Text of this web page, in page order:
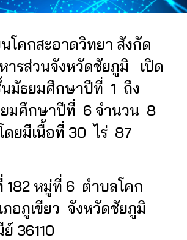
นโคกสะอาดวิทยา สังกัด
ารส่วนจังหวัดชัยภูมิ เปิด
มัธยมศึกษาปีที่ 1 ถึง
มศึกษาปีที่ 6 จำนวน 8
ยมีเนื้อที่ 30 ไร่ 87
182 หมู่ที่ 6 ตำบลโคก
อภูเขียว จังหวัดชัยภูมิ
36110